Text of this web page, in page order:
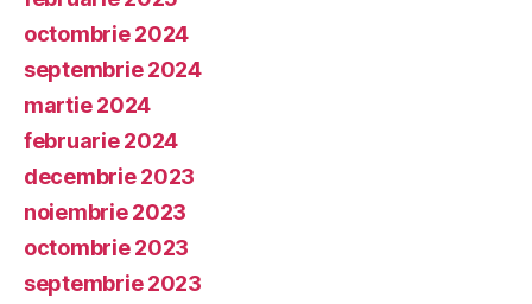
octombrie 2024
septembrie 2024
martie 2024
februarie 2024
decembrie 2023
noiembrie 2023
octombrie 2023
septembrie 2023